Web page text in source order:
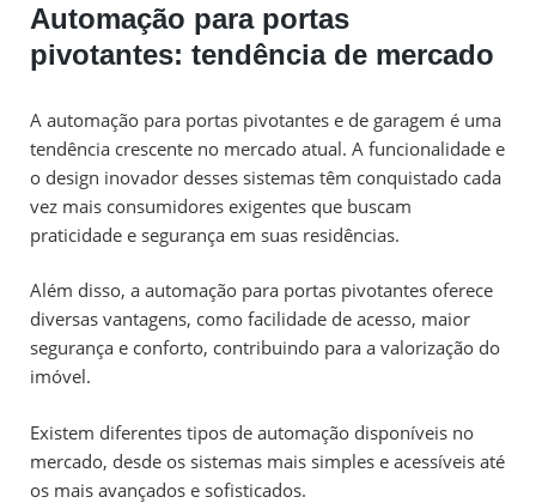
Automação para portas
pivotantes: tendência de mercado
A automação para portas pivotantes e de garagem é uma
tendência crescente no mercado atual. A funcionalidade e
o design inovador desses sistemas têm conquistado cada
vez mais consumidores exigentes que buscam
praticidade e segurança em suas residências.
Além disso, a automação para portas pivotantes oferece
diversas vantagens, como facilidade de acesso, maior
segurança e conforto, contribuindo para a valorização do
imóvel.
Existem diferentes tipos de automação disponíveis no
mercado, desde os sistemas mais simples e acessíveis até
os mais avançados e sofisticados.